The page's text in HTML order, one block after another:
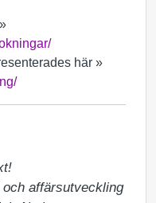
här »
affärsutveckling